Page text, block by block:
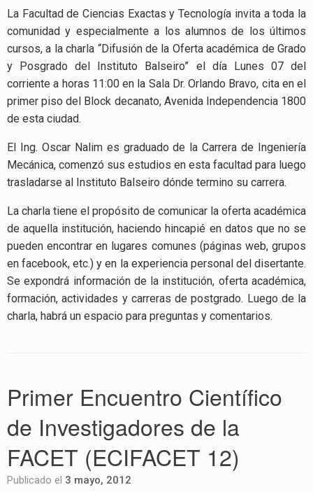
La Facultad de Ciencias Exactas y Tecnología invita a toda la
comunidad y especialmente a los alumnos de los últimos
cursos, a la charla “Difusión de la Oferta académica de Grado
y Posgrado del Instituto Balseiro” el día Lunes 07 del
corriente a horas 11:00 en la Sala Dr. Orlando Bravo, cita en el
primer piso del Block decanato, Avenida Independencia 1800
de esta ciudad.
El Ing. Oscar Nalim es graduado de la Carrera de Ingeniería
Mecánica, comenzó sus estudios en esta facultad para luego
trasladarse al Instituto Balseiro dónde termino su carrera.
La charla tiene el propósito de comunicar la oferta académica
de aquella institución, haciendo hincapié en datos que no se
pueden encontrar en lugares comunes (páginas web, grupos
en facebook, etc.) y en la experiencia personal del disertante.
Se expondrá información de la institución, oferta académica,
formación, actividades y carreras de postgrado. Luego de la
charla, habrá un espacio para preguntas y comentarios.
Primer Encuentro Científico
de Investigadores de la
FACET (ECIFACET 12)
Publicado el 3 mayo, 2012